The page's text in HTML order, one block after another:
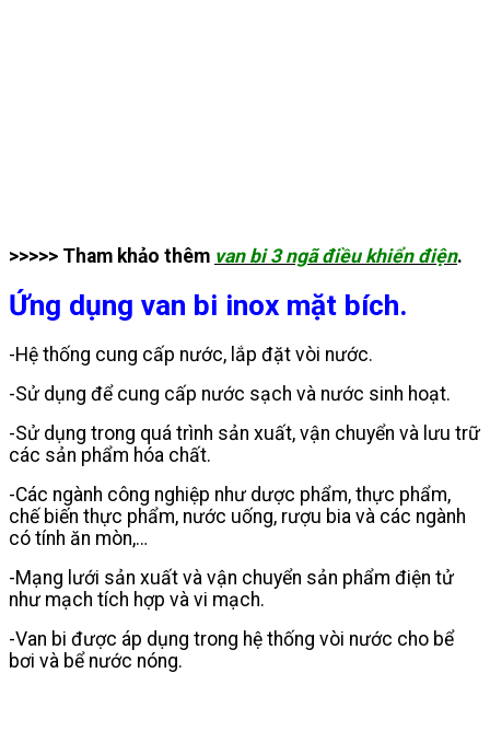
>>>>> Tham khảo thêm van bi 3 ngã điều khiển điện.
Ứng dụng van bi inox mặt bích.
-Hệ thống cung cấp nước, lắp đặt vòi nước.
-Sử dụng để cung cấp nước sạch và nước sinh hoạt.
-Sử dụng trong quá trình sản xuất, vận chuyển và lưu trữ
các sản phẩm hóa chất.
-Các ngành công nghiệp như dược phẩm, thực phẩm,
chế biến thực phẩm, nước uống, rượu bia và các ngành
có tính ăn mòn,…
-Mạng lưới sản xuất và vận chuyển sản phẩm điện tử
như mạch tích hợp và vi mạch.
-Van bi được áp dụng trong hệ thống vòi nước cho bể
bơi và bể nước nóng.